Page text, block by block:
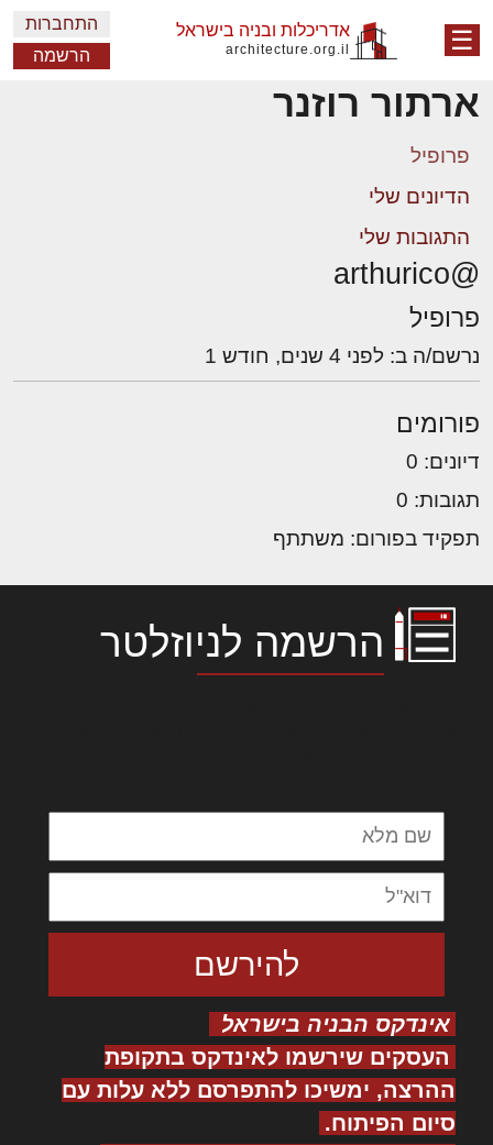
☰ אדריכלות ובניה בישראל
architecture.org.il
התחברות
הרשמה
ארתור רוזנר
פרופיל
הדיונים שלי
התגובות שלי
@arthurico
פרופיל
נרשם/ה ב: לפני 4 שנים, חודש 1
פורומים
דיונים: 0
תגובות: 0
תפקיד בפורום: משתתף
הרשמה לניוזלטר
אינדקס הבניה בישראל
העסקים שירשמו לאינדקס בתקופת
ההרצה, ימשיכו להתפרסם ללא עלות עם
סיום הפיתוח.